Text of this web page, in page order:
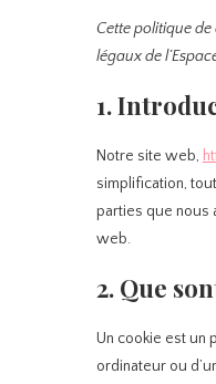
Cette politique
légaux de
1.
Notre site web,
simplification,
parties que nous
web.
2. Que
Un cookie est un
ordinateur ou